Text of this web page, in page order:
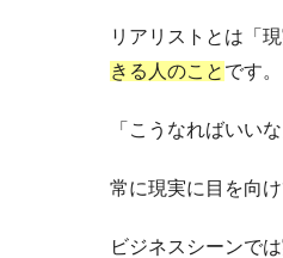
リアリストとは「
きる人のこと です。
「こうなればいい
常に現実に目を向
ビジネスシーンで